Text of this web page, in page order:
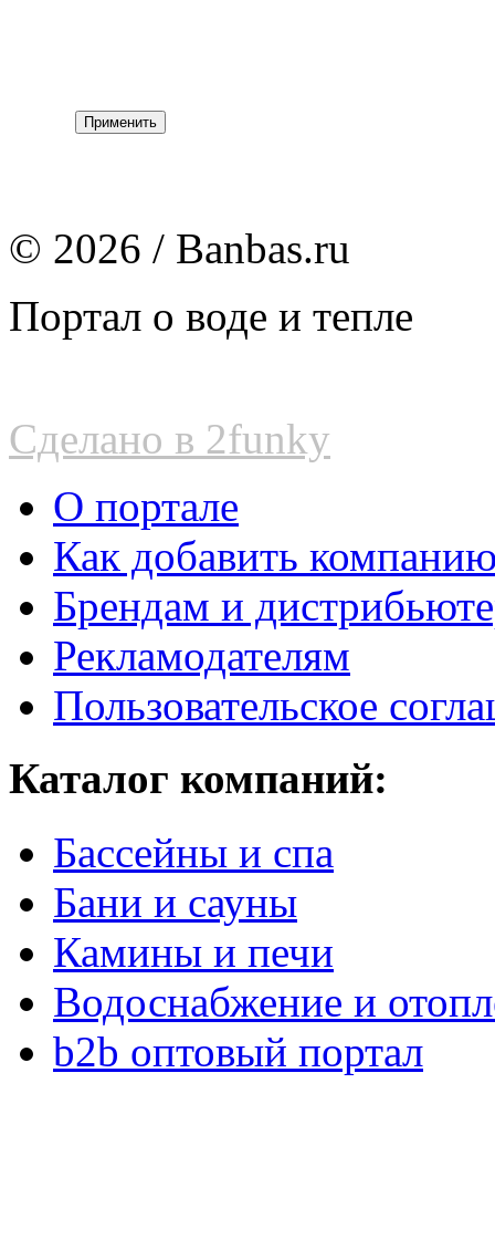
© 2026 / Banbas.ru
Портал о воде и тепле
Сделано в 2funky
О портале
Как добавить
Брендам и
Рекламодателям
Пользовательское
Каталог компаний:
Бассейны и спа
Бани и сауны
Камины и печи
Водоснабжение и
b2b оптовый портал